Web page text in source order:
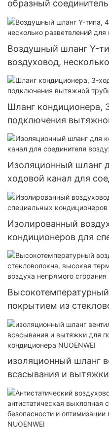
образный
транспорта NUOENWEI
Воздушный шланг Y-
воздуховод,
вентиляции, NUOENWEI
Шланг кондиционера,
подключения
Изоляционный шланг
ходовой канал для
NUOENWEI
Изолированный
кондиционеров для
кондиционеров NUOWEI
покрытием из
термостойкость для
непрямого сгорания
изоляционный шланг
всасывания и
мобильного